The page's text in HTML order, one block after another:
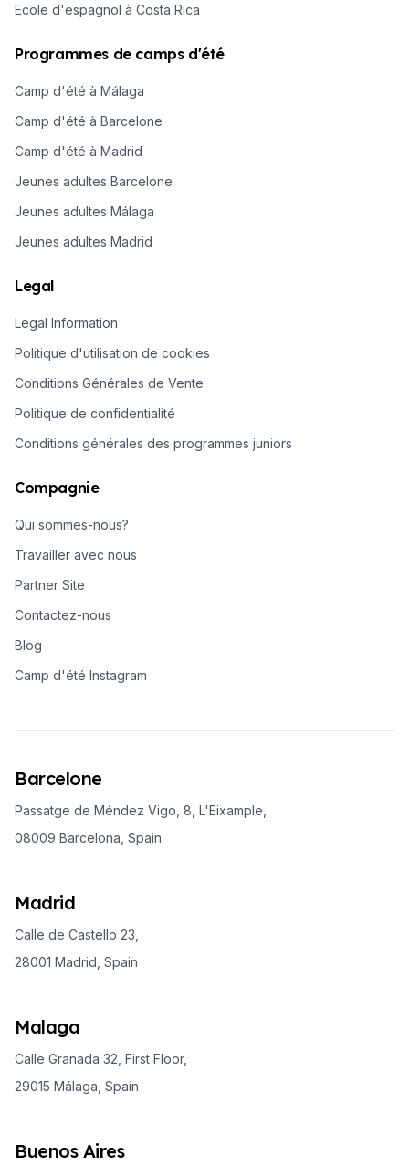
Ecole d'espagnol à Costa Rica
Programmes de camps d'été
Camp d'été à Málaga
Camp d'été à Barcelone
Camp d'été à Madrid
Jeunes adultes Barcelone
Jeunes adultes Málaga
Jeunes adultes Madrid
Legal
Legal Information
Politique d'utilisation de cookies
Conditions Générales de Vente
Politique de confidentialité
Conditions générales des programmes juniors
Compagnie
Qui sommes-nous?
Travailler avec nous
Partner Site
Contactez-nous
Blog
Camp d'été Instagram
Barcelone
Passatge de Méndez Vigo, 8, L'Eixample,
08009 Barcelona, Spain
Madrid
Calle de Castello 23,
28001 Madrid, Spain
Malaga
Calle Granada 32, First Floor,
29015 Málaga, Spain
Buenos Aires